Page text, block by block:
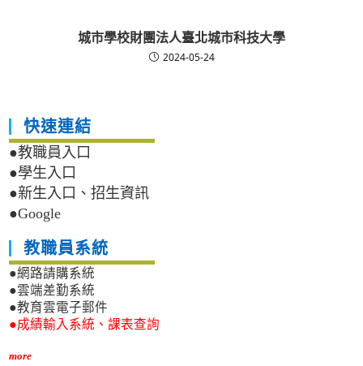
城市學校財團法人臺北城市科技大學
2024-05-24
快速連結
●教職員入口
●學生入口
●新生入口、招生資訊
●Google
教職員系統
●網路請購系統
●雲端差勤系統
●教育雲電子郵件
●成績輸入系統、課表查詢
more